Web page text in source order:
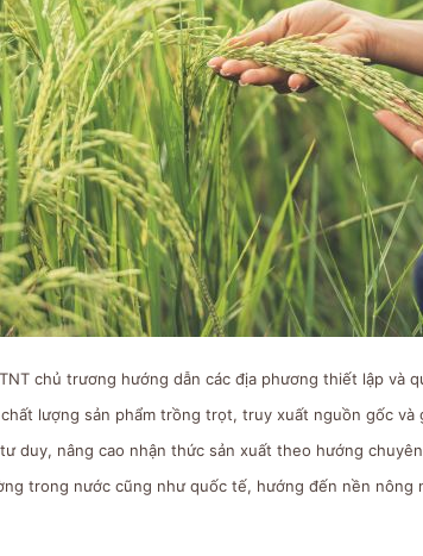
chủ trương hướng dẫn các địa phương thiết lập và
lượng sản phẩm trồng trọt, truy xuất nguồn gốc
duy, nâng cao nhận thức sản xuất theo hướng
trong nước cũng như quốc tế, hướng đến nền nông